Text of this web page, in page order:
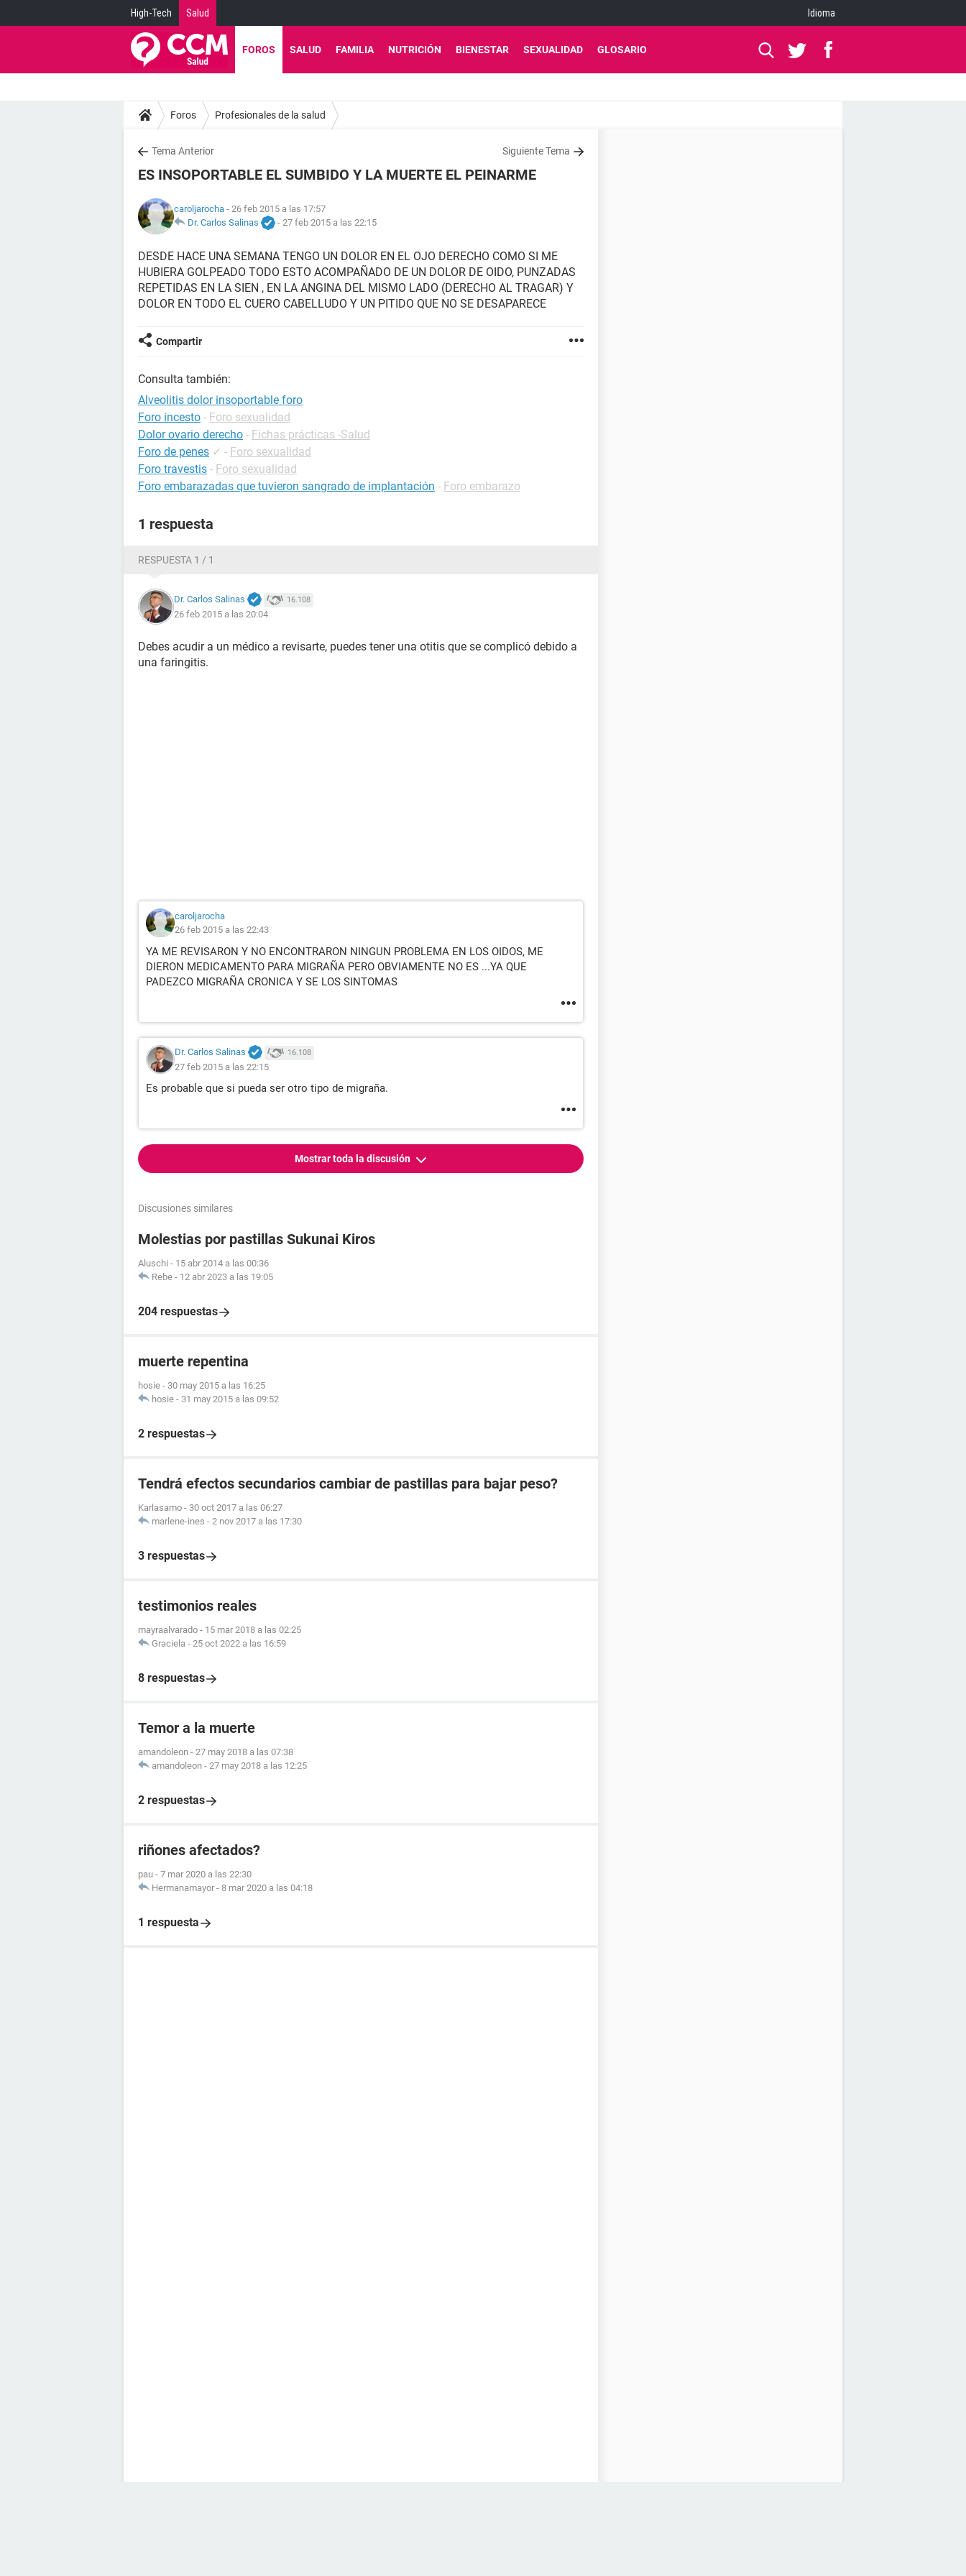
High-Tech Salud Idioma
FOROS SALUD FAMILIA NUTRICIÓN BIENESTAR SEXUALIDAD GLOSARIO
Foros Profesionales de la salud
Tema Anterior Siguiente Tema
ES INSOPORTABLE EL SUMBIDO Y LA MUERTE EL PEINARME
caroljarocha - 26 feb 2015 a las 17:57
Dr. Carlos Salinas
- 27 feb 2015 a las 22:15
DESDE HACE UNA SEMANA TENGO UN DOLOR EN EL OJO DERECHO COMO SI ME
HUBIERA GOLPEADO TODO ESTO ACOMPAÑADO DE UN DOLOR DE OIDO, PUNZADAS
REPETIDAS EN LA SIEN , EN LA ANGINA DEL MISMO LADO (DERECHO AL TRAGAR) Y
DOLOR EN TODO EL CUERO CABELLUDO Y UN PITIDO QUE NO SE DESAPARECE
Compartir
Consulta también:
Alveolitis dolor insoportable foro
Foro incesto - Foro sexualidad
Dolor ovario derecho - Fichas prácticas -Salud
Foro de penes ✓ - Foro sexualidad
Foro travestis - Foro sexualidad
Foro embarazadas que tuvieron sangrado de implantación - Foro embarazo
1 respuesta
RESPUESTA 1 / 1
Dr. Carlos Salinas 16.108
26 feb 2015 a las 20:04
Debes acudir a un médico a revisarte, puedes tener una otitis que se complicó debido a
una faringitis.
caroljarocha
26 feb 2015 a las 22:43
YA ME REVISARON Y NO ENCONTRARON NINGUN PROBLEMA EN LOS OIDOS, ME
DIERON MEDICAMENTO PARA MIGRAÑA PERO OBVIAMENTE NO ES ...YA QUE
PADEZCO MIGRAÑA CRONICA Y SE LOS SINTOMAS
Dr. Carlos Salinas 16.108
27 feb 2015 a las 22:15
Es probable que si pueda ser otro tipo de migraña.
Mostrar toda la discusión
Discusiones similares
Molestias por pastillas Sukunai Kiros
Aluschi - 15 abr 2014 a las 00:36
Rebe - 12 abr 2023 a las 19:05
204 respuestas
muerte repentina
hosie - 30 may 2015 a las 16:25
hosie - 31 may 2015 a las 09:52
2 respuestas
Tendrá efectos secundarios cambiar de pastillas para bajar peso?
Karlasamo - 30 oct 2017 a las 06:27
marlene-ines - 2 nov 2017 a las 17:30
3 respuestas
testimonios reales
mayraalvarado - 15 mar 2018 a las 02:25
Graciela - 25 oct 2022 a las 16:59
8 respuestas
Temor a la muerte
amandoleon - 27 may 2018 a las 07:38
amandoleon - 27 may 2018 a las 12:25
2 respuestas
riñones afectados?
pau - 7 mar 2020 a las 22:30
Hermanamayor - 8 mar 2020 a las 04:18
1 respuesta